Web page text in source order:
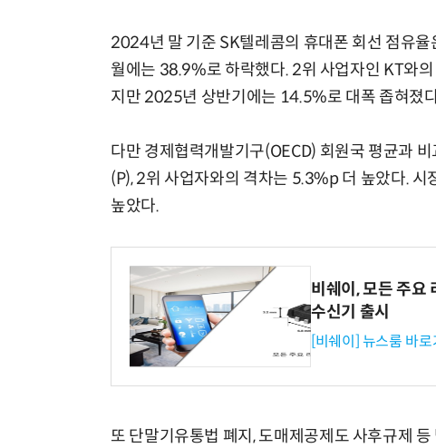
2024년 말 기준 SK텔레콤의 휴대폰 회선 점유
월에는 38.9%로 하락했다. 2위 사업자인 KT와
지만 2025년 상반기에는 14.5%로 대폭 좁혀졌
다만 경제협력개발기구(OECD) 회원국 평균과
(P), 2위 사업자와의 격차는 5.3%p 더 높았다.
높았다.
비쉐이, 모든 주요
수신기 출시
[비쉐이] 뉴스룸 바로
또 단말기유통법 폐지, 도매제공제도 사후규제